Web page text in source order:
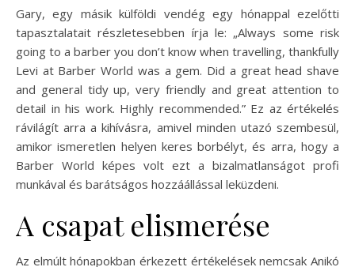
Gary, egy másik külföldi vendég egy hónappal ezelőtti
tapasztalatait részletesebben írja le: „Always some risk
going to a barber you don’t know when travelling, thankfully
Levi at Barber World was a gem. Did a great head shave
and general tidy up, very friendly and great attention to
detail in his work. Highly recommended.” Ez az értékelés
rávilágít arra a kihívásra, amivel minden utazó szembesül,
amikor ismeretlen helyen keres borbélyt, és arra, hogy a
Barber World képes volt ezt a bizalmatlanságot profi
munkával és barátságos hozzáállással leküzdeni.
A csapat elismerése
Az elmúlt hónapokban érkezett értékelések nemcsak Anikó